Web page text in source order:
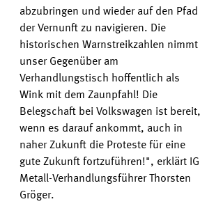
abzubringen und wieder auf den Pfad
der Vernunft zu navigieren. Die
historischen Warnstreikzahlen nimmt
unser Gegenüber am
Verhandlungstisch hoffentlich als
Wink mit dem Zaunpfahl! Die
Belegschaft bei Volkswagen ist bereit,
wenn es darauf ankommt, auch in
naher Zukunft die Proteste für eine
gute Zukunft fortzuführen!", erklärt IG
Metall-Verhandlungsführer Thorsten
Gröger.